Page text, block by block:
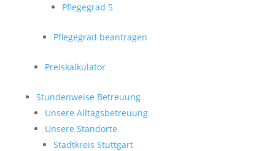
Pflegegrad 5
Pflegegrad beantragen
Preiskalkulator
Stundenweise Betreuung
Unsere Alltagsbetreuung
Unsere Standorte
Stadtkreis Stuttgart